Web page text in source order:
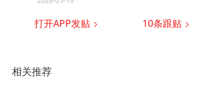
打开APP发贴 10条跟贴
相关推荐